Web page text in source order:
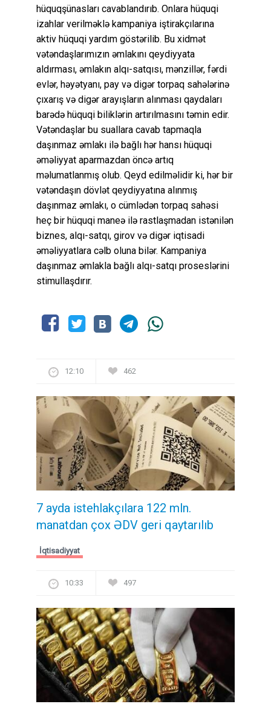
hüquqşünasları cavablandırıb. Onlara hüquqi
izahlar verilməklə kampaniya iştirakçılarına
aktiv hüquqi yardım göstərilib. Bu xidmət
vətəndaşlarımızın əmlakını qeydiyyata
aldırması, əmlakın alqı-satqısı, mənzillər, fərdi
evlər, həyətyanı, pay və digər torpaq sahələrinə
çıxarış və digər arayışların alınması qaydaları
barədə hüquqi biliklərin artırılmasını təmin edir.
Vətəndaşlar bu suallara cavab tapmaqla
daşınmaz əmlakı ilə bağlı hər hansı hüquqi
əməliyyat aparmazdan öncə artıq
məlumatlanmış olub. Qeyd edilməlidir ki, hər bir
vətəndaşın dövlət qeydiyyatına alınmış
daşınmaz əmlakı, o cümlədən torpaq sahəsi
heç bir hüquqi maneə ilə rastlaşmadan istənilən
biznes, alqı-satqı, girov və digər iqtisadi
əməliyyatlara cəlb oluna bilər. Kampaniya
daşınmaz əmlakla bağlı alqı-satqı proseslərini
stimullaşdırır.
12:10 462
7 ayda istehlakçılara 122 mln.
manatdan çox ƏDV geri qaytarılıb
İqtisadiyyat
10:33 497